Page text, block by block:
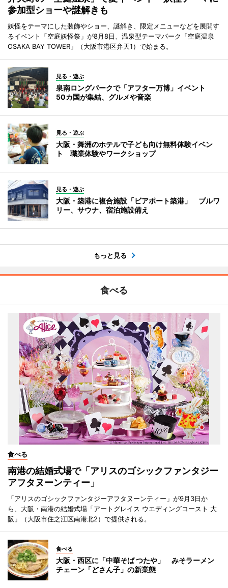
参加型ショーや謎解きも
妖怪をテーマにした装飾やショー、謎解き、限定メニューなどを展開す
るイベント「空庭妖怪祭」が8月8日、温泉型テーマパーク「空庭温泉
OSAKA BAY TOWER」（大阪市港区弁天1）で始まる。
見る・遊ぶ
泉南ロングパークで「アフター万博」イベント
50カ国が集結、グルメや音楽
見る・遊ぶ
大阪・舞洲のホテルで子ども向け無料体験イベン
ト 職業体験やワークショップ
見る・遊ぶ
大阪・築港に複合施設「ビアポート築港」 ブルワ
リー、サウナ、宿泊施設備え
もっと見る
食べる
食べる
南港の結婚式場で「アリスのゴシックファンタジー
アフタヌーンティー」
「アリスのゴシックファンタジーアフタヌーンティー」が9月3日か
ら、大阪・南港の結婚式場「アートグレイス ウエディングコースト 大
阪」（大阪市住之江区南港北2）で提供される。
食べる
大阪・西区に「中華そば つたや」 みそラーメン
チェーン「どさん子」の新業態